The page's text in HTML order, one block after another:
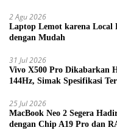
2 Agu 2026
Laptop Lemot karena Local
dengan Mudah
31 Jul 2026
Vivo X500 Pro Dikabarkan
144Hz, Simak Spesifikasi
25 Jul 2026
MacBook Neo 2 Segera
dengan Chip A19 Pro dan